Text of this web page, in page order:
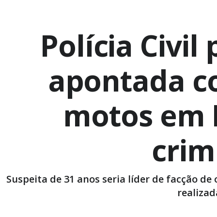
Polícia Civil
apontada
motos em
Suspeita de 31 anos seria líder de facção